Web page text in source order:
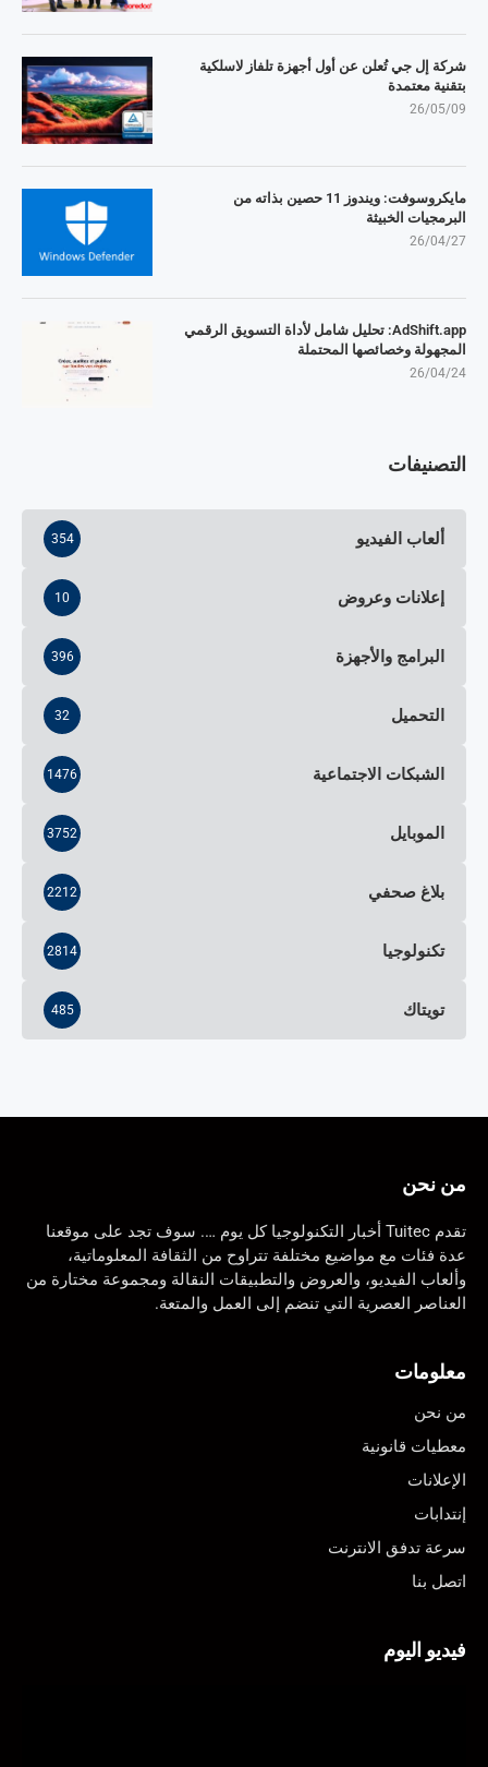
شركة إل جي تُعلن عن أول أجهزة تلفاز لاسلكية
بتقنية معتمدة
26/05/09
مايكروسوفت: ويندوز 11 حصين بذاته من
البرمجيات الخبيثة
26/04/27
AdShift.app: تحليل شامل لأداة التسويق الرقمي
المجهولة وخصائصها المحتملة
26/04/24
التصنيفات
ألعاب الفيديو 354
إعلانات وعروض 10
البرامج والأجهزة 396
التحميل 32
الشبكات الاجتماعية 1476
الموبايل 3752
بلاغ صحفي 2212
تكنولوجيا 2814
تويتاك 485
من نحن
تقدم Tuitec أخبار التكنولوجيا كل يوم …. سوف تجد على موقعنا
عدة فئات مع مواضيع مختلفة تتراوح من الثقافة المعلوماتية،
وألعاب الفيديو، والعروض والتطبيقات النقالة ومجموعة مختارة من
العناصر العصرية التي تنضم إلى العمل والمتعة.
معلومات
من نحن
معطيات قانونية
الإعلانات
إنتدابات
سرعة تدفق الانترنت
اتصل بنا
فيديو اليوم